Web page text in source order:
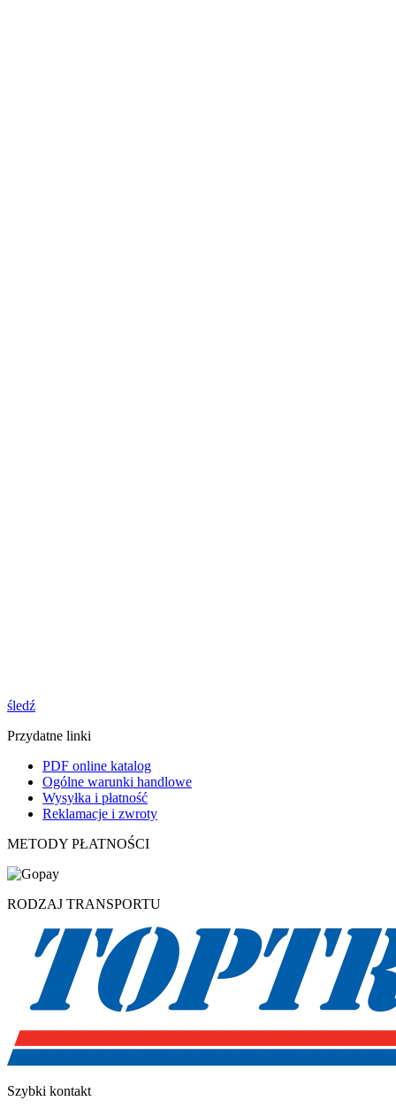
śledź
Przydatne linki
PDF online katalog
Ogólne warunki handlowe
Wysyłka i płatność
Reklamacje i zwroty
METODY PŁATNOŚCI
RODZAJ TRANSPORTU
Szybki kontakt